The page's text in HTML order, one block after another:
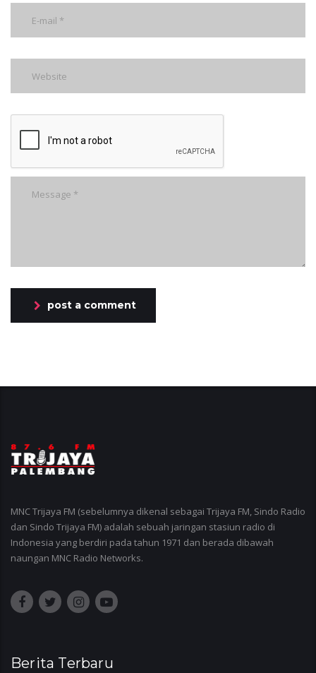
post a comment
MNC Trijaya FM (sebelumnya dikenal sebagai Trijaya FM, Sindo Radio
dan Sindo Trijaya FM) adalah sebuah jaringan stasiun radio di
Indonesia yang berdiri pada tahun 1971 dan berada dibawah
naungan MNC Radio Networks.
Berita Terbaru